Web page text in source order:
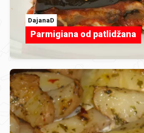
DajanaD
Parmigiana od patlidžana